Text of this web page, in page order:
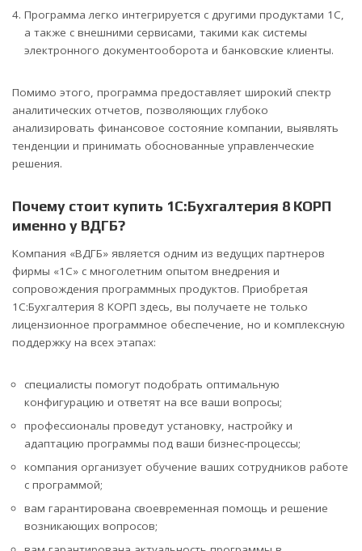
Программа легко интегрируется с другими продуктами 1С,
а также с внешними сервисами, такими как системы
электронного документооборота и банковские клиенты.
Помимо этого, программа предоставляет широкий спектр
аналитических отчетов, позволяющих глубоко
анализировать финансовое состояние компании, выявлять
тенденции и принимать обоснованные управленческие
решения.
Почему стоит купить 1С:Бухгалтерия 8 КОРП
именно у ВДГБ?
Компания «ВДГБ» является одним из ведущих партнеров
фирмы «1С» с многолетним опытом внедрения и
сопровождения программных продуктов. Приобретая
1С:Бухгалтерия 8 КОРП здесь, вы получаете не только
лицензионное программное обеспечение, но и комплексную
поддержку на всех этапах:
специалисты помогут подобрать оптимальную
конфигурацию и ответят на все ваши вопросы;
профессионалы проведут установку, настройку и
адаптацию программы под ваши бизнес-процессы;
компания организует обучение ваших сотрудников работе
с программой;
вам гарантирована своевременная помощь и решение
возникающих вопросов;